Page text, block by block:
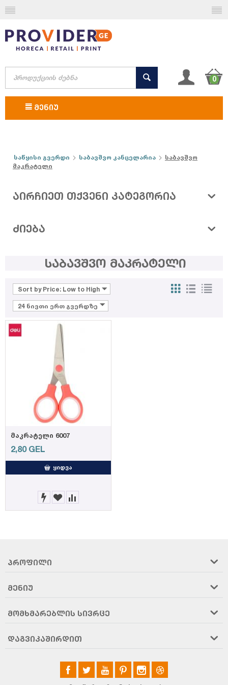
0
ᲛᲔᲜᲘᲣ
საწყისი გვერდი საბავშვო კანცელარია
საბავშვო
მაკრატელი
ᲐᲘᲠᲩᲘᲔᲗ ᲗᲥᲕᲔᲜᲘ ᲙᲐᲢᲔᲒᲝᲠᲘᲐ
ᲫᲘᲔᲑᲐ
საბავშვო მაკრატელი
Sort by Price: Low to High
24 ნივთი ერთ გვერდზე
მაკრატელი 6007
2,80 GEL
ᲧᲘᲓᲕᲐ
ᲞᲠᲝᲤᲘᲚᲘ
ᲛᲔᲜᲘᲣ
ᲛᲝᲛᲮᲛᲐᲠᲔᲑᲚᲘᲡ ᲡᲘᲕᲠᲪᲔ
ᲓᲐᲒᲕᲘᲙᲐᲨᲘᲠᲓᲘᲗ